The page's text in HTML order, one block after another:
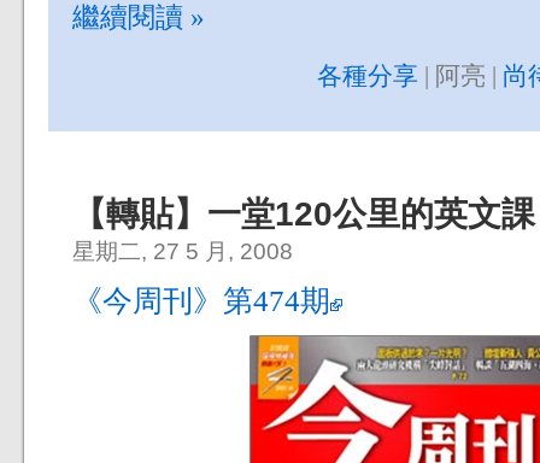
繼續閱讀 »
各種分享 | 阿亮 | 尚
【轉貼】一堂120公里的英文課
星期二, 27 5 月, 2008
《今周刊》第474期